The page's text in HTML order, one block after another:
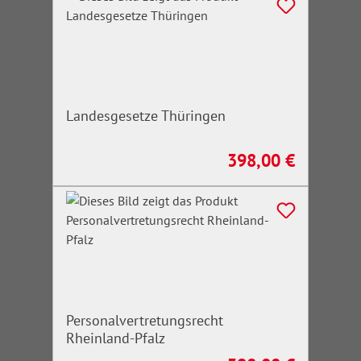
Landesgesetze Thüringen
Regulärer Preis:
398,00 €
Personalvertretungsrecht
Rheinland-Pfalz